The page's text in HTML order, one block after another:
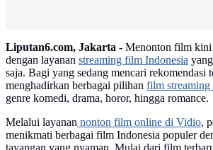
Liputan6.com, Jakarta - Menonton film kini
dengan layanan streaming film Indonesia
saja. Bagi yang sedang mencari rekomendasi
menghadirkan berbagai pilihan film streaming
genre komedi, drama, horor, hingga romance.
Melalui layanan nonton film online di Vidio,
menikmati berbagai film Indonesia populer